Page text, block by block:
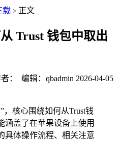
载 > 正文
Trust 钱包中取出
： 编辑：qbadmin 2026-04-05
，核心围绕如何从Trust钱
涵盖了在苹果设备上使用
具体操作流程、相关注意